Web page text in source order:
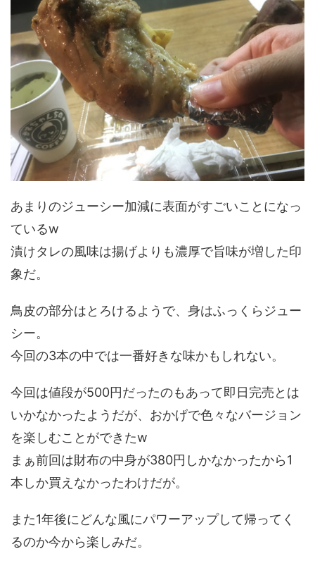
あまりのジューシー加減に表面がすごいことになっ
ているw
漬けタレの風味は揚げよりも濃厚で旨味が増した印
象だ。
鳥皮の部分はとろけるようで、身はふっくらジュー
シー。
今回の3本の中では一番好きな味かもしれない。
今回は値段が500円だったのもあって即日完売とは
いかなかったようだが、おかげで色々なバージョン
を楽しむことができたw
まぁ前回は財布の中身が380円しかなかったから1
本しか買えなかったわけだが。
また1年後にどんな風にパワーアップして帰ってく
るのか今から楽しみだ。